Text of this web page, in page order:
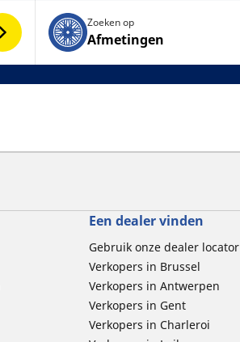
Zoeken op
Afmetingen
Een dealer vinden
Gebruik onze dealer locator
Verkopers in Brussel
Verkopers in Antwerpen
Verkopers in Gent
Verkopers in Charleroi